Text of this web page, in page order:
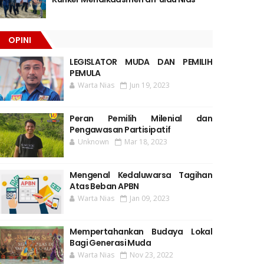
OPINI
LEGISLATOR MUDA DAN PEMILIH
PEMULA
Warta Nias Jun 19, 2023
Peran Pemilih Milenial dan
Pengawasan Partisipatif
Unknown Mar 18, 2023
Mengenal Kedaluwarsa Tagihan
Atas Beban APBN
Warta Nias Jan 09, 2023
Mempertahankan Budaya Lokal
Bagi Generasi Muda
Warta Nias Nov 23, 2022